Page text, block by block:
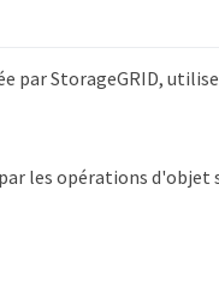
par StorageGRID,
les opérations d'objet